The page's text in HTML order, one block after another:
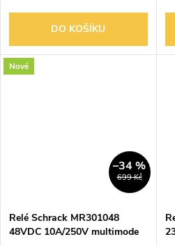
DO KOŠÍKU
Nové
699 Kč
–34 %
Relé Schrack MR301048
48VDC 10A/250V multimode